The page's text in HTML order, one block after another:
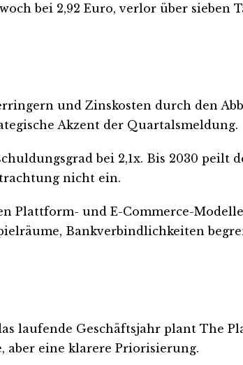
bei 2,92 Euro, verlor über sieben
und Zinskosten durch den
Akzent der Quartalsmeldung.
bei 2,1x. Bis 2030 peilt
nicht ein.
Plattform- und E-Commerce-
Bankverbindlichkeiten
laufende Geschäftsjahr plant The
aber eine klarere Priorisierung.